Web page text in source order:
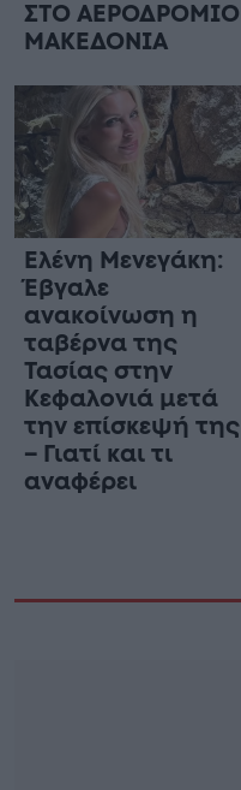
ΣΤΟ ΑΕΡΟΔΡΟΜΙΟ
ΜΑΚΕΔΟΝΙΑ
Ελένη Μενεγάκη:
Έβγαλε
ανακοίνωση η
ταβέρνα της
Τασίας στην
Κεφαλονιά μετά
την επίσκεψή της
– Γιατί και τι
αναφέρει